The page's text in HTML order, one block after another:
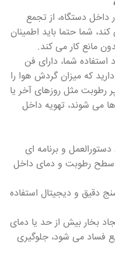
دستگاه، از تجمع
شما حتما باید اطمینان
مانع کار می کند.
شما، دارای فن
که میزان گردش هوا را
رطوبت مثل روزهای آخر یا
می شوند، تهویه داخل
و برنامه ای
سطح رطوبت و دمای داخل
دقیق و دیجیتال استفاده
بخار بیش از حد یا دمای
فساد می شود، جلوگیری